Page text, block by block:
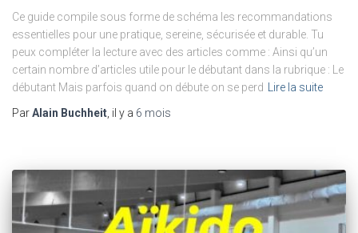
Ce guide compile sous forme de schéma les recommandations
essentielles pour une pratique, sereine, sécurisée et durable. Tu
peux compléter la lecture avec des articles comme : Ainsi qu’un
certain nombre d’articles utile pour le débutant dans la rubrique : Le
débutant Mais parfois quand on débute on se perd
Lire la suite
ParAlain Buchheit , il y a 6 mois